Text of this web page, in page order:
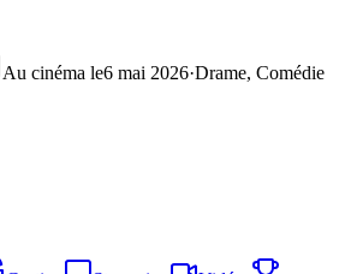
Au cinéma le6 mai 2026·Drame, Comédie